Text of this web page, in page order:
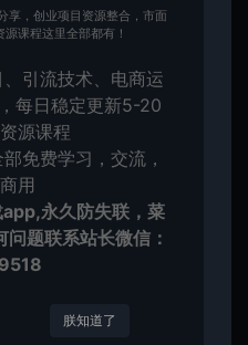
，也可以你觉得做的不
快手有个好处就是哪怕
作品有流量，你直播就
播，快手也会给你不少
粉丝是经常看自己
享，创业项目资源整合，市面
源课程这里全部都有！
引流技术、电商运
每日稳定更新5-20
源课程
免费学习，交流，
用
永久防失联，菜
问题联系站长微信：
朕知道了